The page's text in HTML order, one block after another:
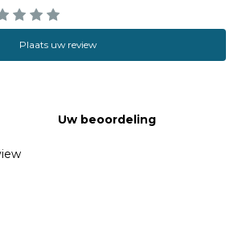
Plaats uw review
Uw beoordeling